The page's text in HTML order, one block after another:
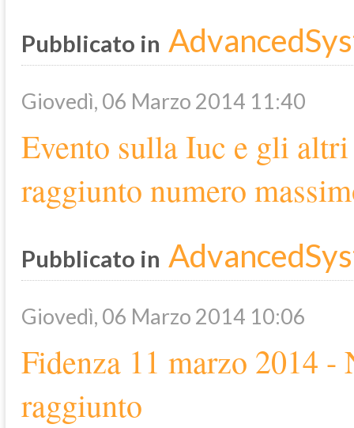
Pubblicato in
Giovedì, 06 Marzo 2014 11:40
Evento sulla Iuc e gli
raggiunto numero
Pubblicato in
Giovedì, 06 Marzo 2014 10:06
Fidenza 11 marzo 2014
raggiunto